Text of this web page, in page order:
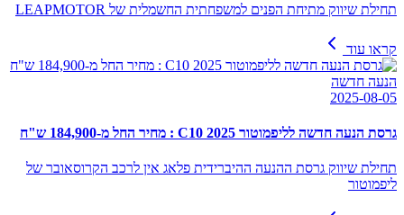
תחילת שיווק מתיחת הפנים למשפחתית החשמלית של LEAPMOTOR
קראו עוד
הנעה חדשה
2025-08-05
גרסת הנעה חדשה לליפמוטור C10 2025 : מחיר החל מ-184,900 ש"ח
תחילת שיווק גרסת ההנעה ההיברידית פלאג אין לרכב הקרוסאובר של
ליפמוטור